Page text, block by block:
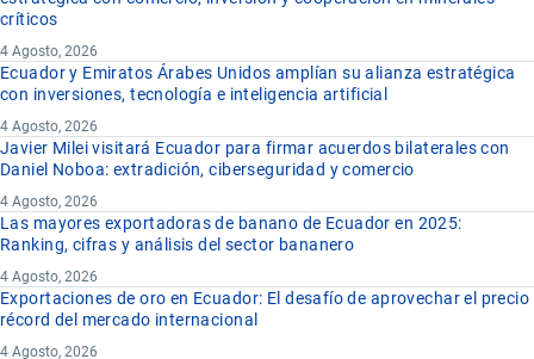
críticos
4 Agosto, 2026
Ecuador y Emiratos Árabes Unidos amplían su alianza estratégica
con inversiones, tecnología e inteligencia artificial
4 Agosto, 2026
Javier Milei visitará Ecuador para firmar acuerdos bilaterales con
Daniel Noboa: extradición, ciberseguridad y comercio
4 Agosto, 2026
Las mayores exportadoras de banano de Ecuador en 2025:
Ranking, cifras y análisis del sector bananero
4 Agosto, 2026
Exportaciones de oro en Ecuador: El desafío de aprovechar el precio
récord del mercado internacional
4 Agosto, 2026